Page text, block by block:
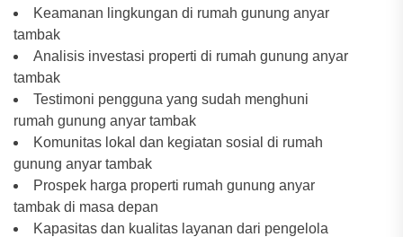
Keamanan lingkungan di rumah gunung anyar
tambak
Analisis investasi properti di rumah gunung anyar
tambak
Testimoni pengguna yang sudah menghuni
rumah gunung anyar tambak
Komunitas lokal dan kegiatan sosial di rumah
gunung anyar tambak
Prospek harga properti rumah gunung anyar
tambak di masa depan
Kapasitas dan kualitas layanan dari pengelola